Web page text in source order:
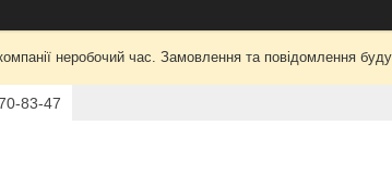
неробочий час. Замовлення та повідомлення
83-47